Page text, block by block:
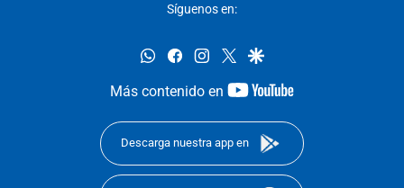
Síguenos en:
whatsappfacebookinstagram
twittergoogle
Más contenido en
youtube-
Descarga nuestra app en